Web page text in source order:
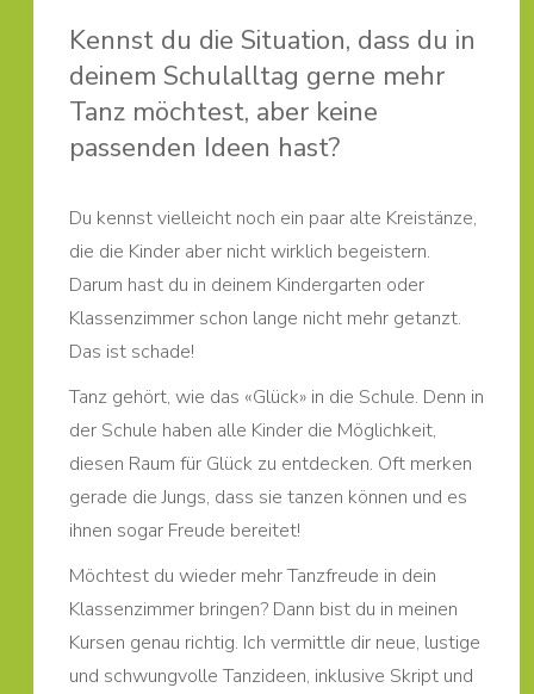
Kennst du die Situation, dass du in
deinem Schulalltag gerne mehr
Tanz möchtest, aber keine
passenden Ideen hast?
Du kennst vielleicht noch ein paar alte Kreistänze,
die die Kinder aber nicht wirklich begeistern.
Darum hast du in deinem Kindergarten oder
Klassenzimmer schon lange nicht mehr getanzt.
Das ist schade!
Tanz gehört, wie das «Glück» in die Schule. Denn in
der Schule haben alle Kinder die Möglichkeit,
diesen Raum für Glück zu entdecken. Oft merken
gerade die Jungs, dass sie tanzen können und es
ihnen sogar Freude bereitet!
Möchtest du wieder mehr Tanzfreude in dein
Klassenzimmer bringen? Dann bist du in meinen
Kursen genau richtig. Ich vermittle dir neue, lustige
und schwungvolle Tanzideen, inklusive Skript und